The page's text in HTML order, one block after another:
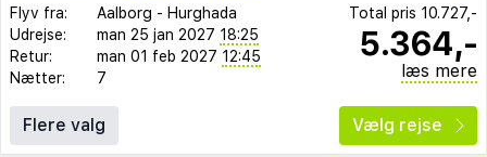
Flyv fra: Aalborg - Hurghada
Udrejse:
man 25 jan 2027 18:25
Retur:
man 01 feb 2027 12:45
Nætter:
7
Total pris 10.727,-
5.364,-
læs mere
Flere valg Vælg rejse